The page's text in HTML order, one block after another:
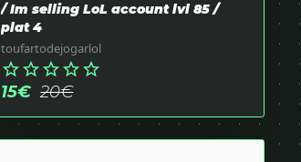
/ Im selling LoL account lvl 85 /
plat 4
toufartodejogarlol
star_borderstar_borderstar_borderstar_borderstar_border
15€ 20€